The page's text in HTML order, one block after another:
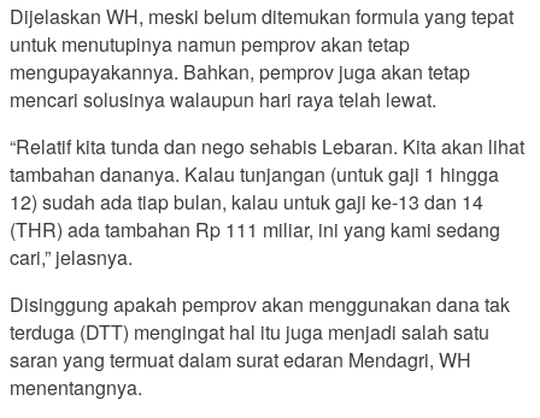
Dijelaskan WH, meski belum ditemukan formula yang tepat
untuk menutupinya namun pemprov akan tetap
mengupayakannya. Bahkan, pemprov juga akan tetap
mencari solusinya walaupun hari raya telah lewat.
“Relatif kita tunda dan nego sehabis Lebaran. Kita akan lihat
tambahan dananya. Kalau tunjangan (untuk gaji 1 hingga
12) sudah ada tiap bulan, kalau untuk gaji ke-13 dan 14
(THR) ada tambahan Rp 111 miliar, ini yang kami sedang
cari,” jelasnya.
Disinggung apakah pemprov akan menggunakan dana tak
terduga (DTT) mengingat hal itu juga menjadi salah satu
saran yang termuat dalam surat edaran Mendagri, WH
menentangnya.